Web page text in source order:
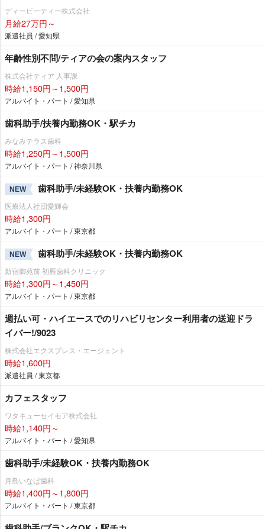
ディーピーティー株式会社
月給27万円～
派遣社員 / 愛知県
年齢性別不問/ティアの会の案内スタッフ
株式会社ティア 人事課
時給1,150円～1,500円
アルバイト・パート / 愛知県
歯科助手/扶養内勤務OK・駅チカ
みなみテラス歯科
時給1,250円～1,500円
アルバイト・パート / 神奈川県
NEW 歯科助手/未経験OK・扶養内勤務OK
医療法人社団愛輝会
時給1,300円
アルバイト・パート / 東京都
NEW 歯科助手/未経験OK・扶養内勤務OK
新宿御苑前 初雁歯科クリニック
時給1,300円～1,450円
アルバイト・パート / 東京都
週払い可・ハイエースでのリハビリセンター利用者の送迎ドラ
イバー!/9023
株式会社エクスプレス・エージェント
時給1,600円
派遣社員 / 東京都
カフェスタッフ
ワタキューセイモア株式会社
時給1,140円～
アルバイト・パート / 愛知県
歯科助手/未経験OK・扶養内勤務OK
月島いなば歯科
時給1,400円～1,800円
アルバイト・パート / 東京都